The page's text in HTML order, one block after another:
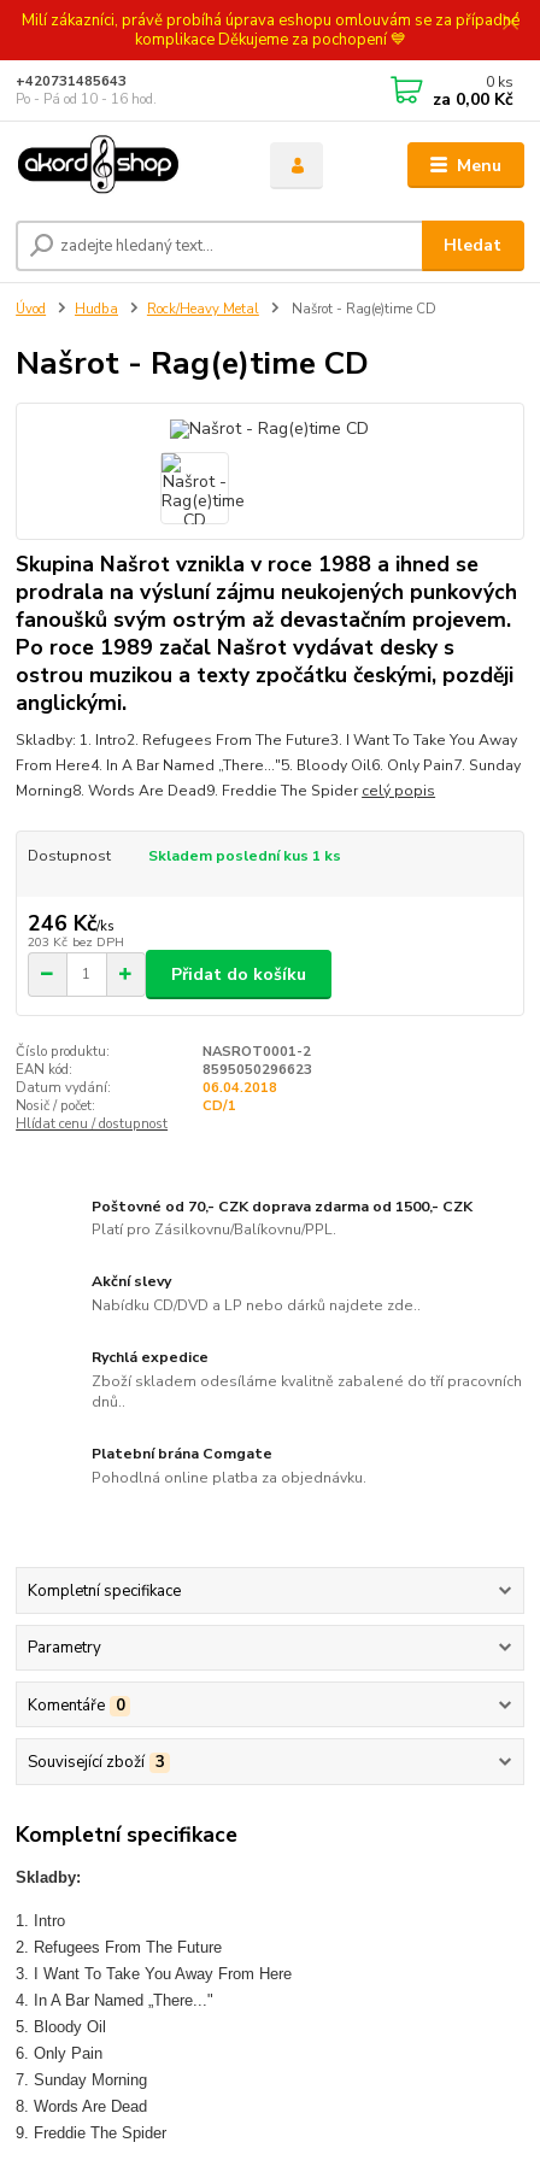
Milí zákazníci, právě probíhá úprava eshopu omlouvám se za případné
komplikace Děkujeme za pochopení 💙
Menu
Hledat
+420731485643
Po - Pá od 10 - 16 hod.
0 ks
za 0,00 Kč
Úvod Hudba Rock/Heavy Metal Našrot - Rag(e)time CD
Našrot - Rag(e)time CD
Skupina Našrot vznikla v roce 1988 a ihned se
prodrala na výsluní zájmu neukojených punkových
fanoušků svým ostrým až devastačním projevem.
Po roce 1989 začal Našrot vydávat desky s
ostrou muzikou a texty zpočátku českými, později
anglickými.
Skladby: 1. Intro2. Refugees From The Future3. I Want To Take You Away
From Here4. In A Bar Named „There..."5. Bloody Oil6. Only Pain7. Sunday
Morning8. Words Are Dead9. Freddie The Spidercelý popis
Dostupnost Skladem poslední kus 1 ks
246 Kč/ks
203 Kč bez DPH
Přidat do košíku
Číslo produktu:
NASROT0001-2
EAN kód:
8595050296623
Datum vydání:
06.04.2018
Nosič / počet:
CD/1
Hlídat cenu / dostupnost
Poštovné od 70,- CZK doprava zdarma od 1500,- CZK
Platí pro Zásilkovnu/Balíkovnu/PPL.
Akční slevy
Nabídku CD/DVD a LP nebo dárků najdete zde..
Rychlá expedice
Zboží skladem odesíláme kvalitně zabalené do tří pracovních
dnů..
Platební brána Comgate
Pohodlná online platba za objednávku.
Kompletní specifikace
Parametry
Komentáře 0
Související zboží 3
Kompletní specifikace
Skladby:
1. Intro
2. Refugees From The Future
3. I Want To Take You Away From Here
4. In A Bar Named „There..."
5. Bloody Oil
6. Only Pain
7. Sunday Morning
8. Words Are Dead
9. Freddie The Spider